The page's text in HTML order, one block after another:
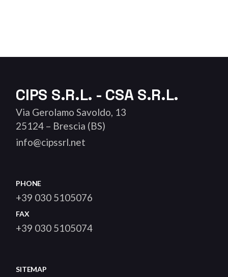
CIPS S.R.L. - CSA S.R.L.
Via Gerolamo Savoldo, 13
25124 – Brescia (BS)
info@cipssrl.net
PHONE
+39 030 5105076
FAX
+39 030 5105074
SITEMAP